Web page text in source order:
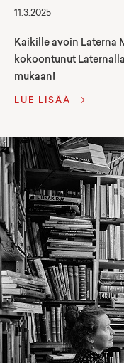
11.3.2025
Kaikille avoin Laterna
kokoontunut
mukaan!
LUE LISÄÄ